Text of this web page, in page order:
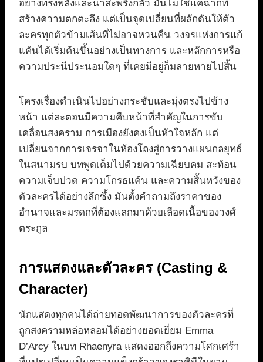
อย่างทรงพลังและน่าสะพรึงกลัว มันไม่ใช่แค่ฉากที่
สร้างความตกตะลึง แต่เป็นจุดเปลี่ยนที่ผลักดันให้ตัว
ละครทุกตัวข้ามเส้นที่ไม่อาจหวนคืน วงจรแห่งการแก้
แค้นได้เริ่มต้นขึ้นอย่างเป็นทางการ และหลักการหรือ
ความประนีประนอมใดๆ ที่เคยมีอยู่ก็มลายหายไปสิ้น
โครงเรื่องดำเนินไปอย่างกระชับและมุ่งตรงไปข้าง
หน้า แต่ละตอนมีความคืบหน้าที่สำคัญในการขับ
เคลื่อนสงคราม การเมืองยังคงเป็นหัวใจหลัก แต่
เปลี่ยนจากการเจรจาในห้องโถงสู่การวางแผนกลยุทธ์
ในสนามรบ บทพูดเต็มไปด้วยความเฉียบคม สะท้อน
ความเจ็บปวด ความโกรธแค้น และความสิ้นหวังของ
ตัวละครได้อย่างลึกซึ้ง มันตั้งคำถามถึงราคาของ
อำนาจและมรดกที่ต้องแลกมาด้วยเลือดเนื้อของวงศ์
ตระกูล
การแสดงและตัวละคร (Casting &
Character)
นักแสดงทุกคนได้ถ่ายทอดพัฒนาการของตัวละครที่
ถูกสงครามหล่อหลอมได้อย่างยอดเยี่ยม Emma
D’Arcy ในบท Rhaenyra แสดงออกถึงความโศกเศร้า